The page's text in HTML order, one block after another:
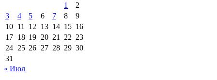
1
2
3
4 5 6 7 8
9
10 11 12 13 14 15 16
17 18 19 20 21 22 23
24 25 26 27 28 29 30
31
« Июл